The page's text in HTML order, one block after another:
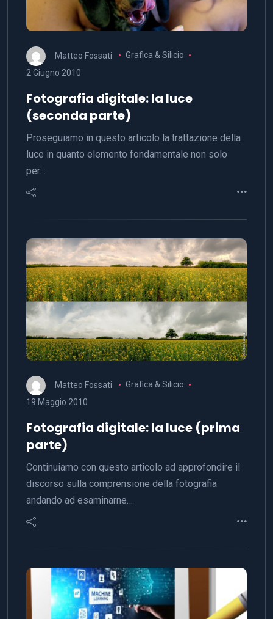
Matteo Fossati
Grafica & Silicio
2 Giugno 2010
Fotografia digitale: la luce
(seconda parte)
Proseguiamo in questo articolo la trattazione della
luce in quanto elemento fondamentale non solo
per…
Matteo Fossati
Grafica & Silicio
19 Maggio 2010
Fotografia digitale: la luce (prima
parte)
Continuiamo con questo articolo ad approfondire il
discorso sulla comprensione della fotografia
andando ad esaminarne…